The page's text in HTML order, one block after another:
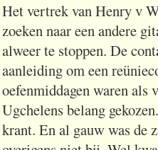
Het vertrek van Henry v
zoeken naar een andere
alweer te stoppen. De
aanleiding om een
oefenmiddagen waren als
Ugchelens belang
krant. En al gauw was de